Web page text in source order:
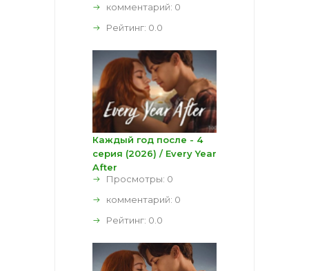
комментарий: 0
Рейтинг: 0.0
Каждый год после - 4
серия (2026) / Every Year
After
Просмотры: 0
комментарий: 0
Рейтинг: 0.0